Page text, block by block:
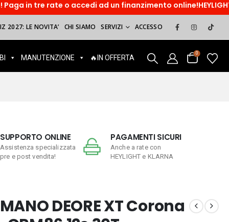
ad un finanzimento online!HEYLIGHT.
2027: LE NOVITA’ CHI SIAMO SERVIZI ACCESSO
MANUTENZIONE 🔥IN OFFERTA
0
SUPPORTO ONLINE
Assistenza specializzata
pre e post vendita!
PAGAMENTI SICURI
Anche a rate con
HEYLIGHT e KLARNA
DEORE XT Corona